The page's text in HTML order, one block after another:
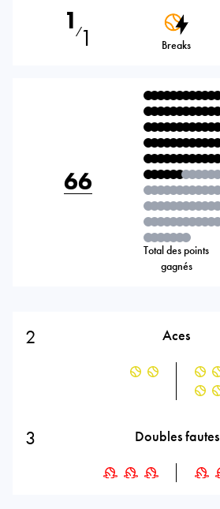
1 ⁄1 Breaks
66
Total des points
gagnés
2 Aces
3 Doubles fautes